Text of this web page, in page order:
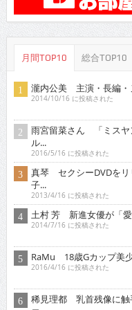
月間TOP10 総合TOP10
瀧内公美 主演・長編・
2014/10/16 に投稿された
ル...
2016/5/16 に投稿された
子...
2013/4/16 に投稿された